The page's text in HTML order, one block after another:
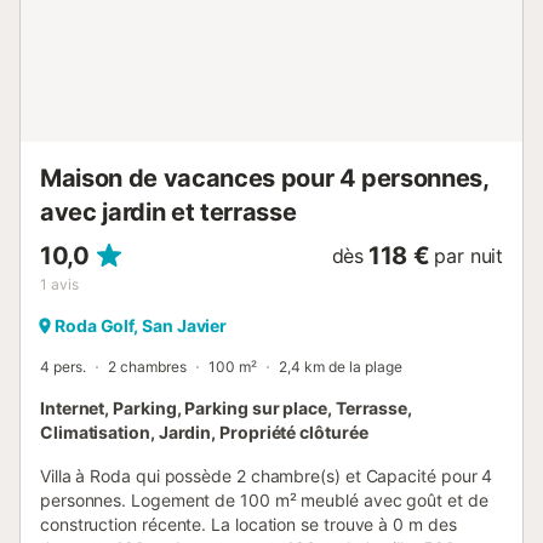
Maison de vacances pour 4 personnes,
avec jardin et terrasse
10,0
1 avis
dès 118 € par nuit
Roda Golf, San Javier
4 pers. 2 chambres 100 m² 2,4 km de la plage
Internet, Parking, Parking sur place, Terrasse,
Climatisation, Jardin, Propriété clôturée
Villa à Roda qui possède 2 chambre(s) et Capacité pour 4
personnes. Logement de 100 m² meublé avec goût et de
construction récente. La location se trouve à 0 m des